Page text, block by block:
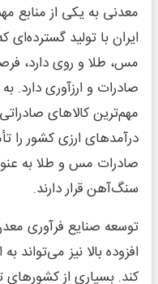
معدنی به یکی از منابع
ایران با تولید
مس، طلا و روی دارد،
صادرات و ارزآوری دارد.
مهم‌ترین کالاهای
درآمدهای ارزی کشور را
صادرات مس و طلا به
سنگ‌آهن قرار دارند.
توسعه صنایع فرآوری
افزوده بالا نیز می‌تواند
کند. بسیاری از کشورهای